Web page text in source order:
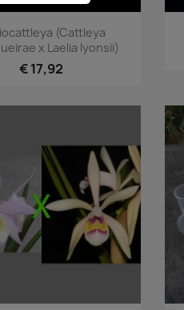
Snel bekijken
(Cattleya
x Laelia lyonsii)
€ 17,92